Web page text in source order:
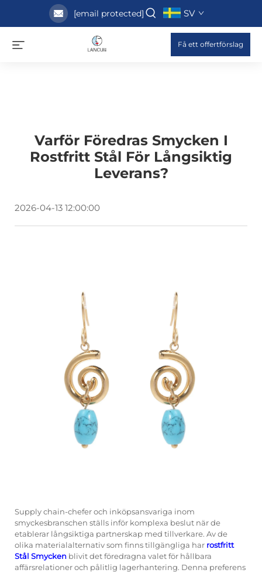
[email protected] SV
Få ett offertförslag
Varför Föredras Smycken I
Rostfritt Stål För Långsiktig
Leverans?
2026-04-13 12:00:00
Supply chain-chefer och inköpsansvariga inom
smyckesbranschen ställs inför komplexa beslut när de
etablerar långsiktiga partnerskap med tillverkare. Av de
olika materialalternativ som finns tillgängliga har rostfritt
Stål Smycken blivit det föredragna valet för hållbara
affärsrelationer och pålitlig lagerhantering. Denna preferens